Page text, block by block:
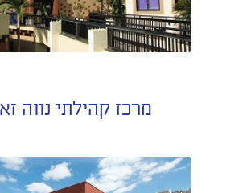
מרכז קהילתי נווה